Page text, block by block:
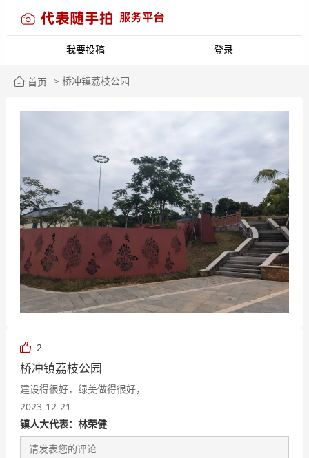
我要投稿 登录
首页 > 桥冲镇荔枝公园
2
桥冲镇荔枝公园
建设得很好，绿美做得很好，
2023-12-21
镇人大代表：林荣健